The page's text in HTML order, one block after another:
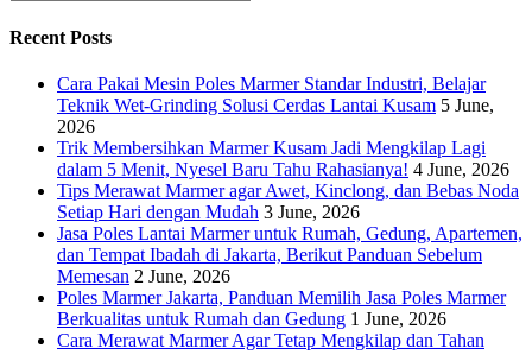
Recent Posts
Cara Pakai Mesin Poles Marmer Standar Industri, Belajar
Teknik Wet-Grinding Solusi Cerdas Lantai Kusam 5 June,
2026
Trik Membersihkan Marmer Kusam Jadi Mengkilap Lagi
dalam 5 Menit, Nyesel Baru Tahu Rahasianya! 4 June, 2026
Tips Merawat Marmer agar Awet, Kinclong, dan Bebas Noda
Setiap Hari dengan Mudah 3 June, 2026
Jasa Poles Lantai Marmer untuk Rumah, Gedung, Apartemen,
dan Tempat Ibadah di Jakarta, Berikut Panduan Sebelum
Memesan 2 June, 2026
Poles Marmer Jakarta, Panduan Memilih Jasa Poles Marmer
Berkualitas untuk Rumah dan Gedung 1 June, 2026
Cara Merawat Marmer Agar Tetap Mengkilap dan Tahan